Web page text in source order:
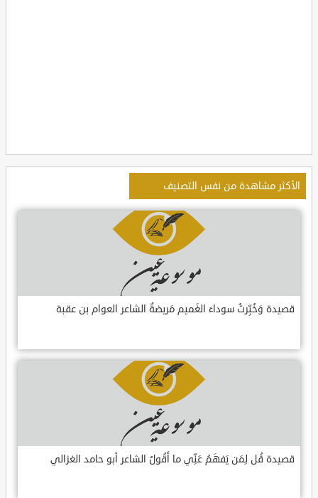
الأكثر مشاهدة من نفس التصنيف
قصيدة وَخُبِّرتُ سوداءَ الغَميم مَريضةٌ الشاعر العوام بن عقبة
قصيدة قُل لِمَن يَفهَمُ عَنِّي ما أَقُولُ الشاعر أبو حامد الغزالي